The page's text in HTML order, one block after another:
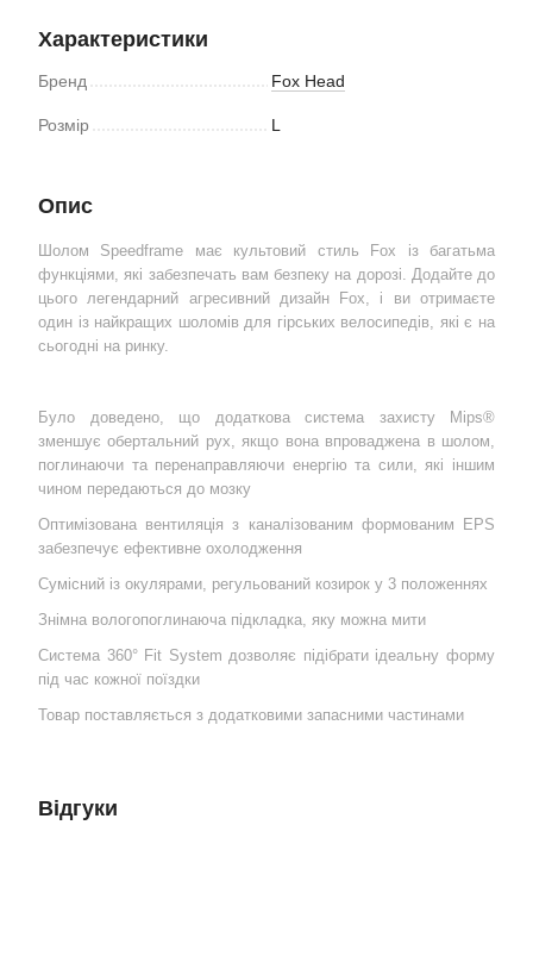
Характеристики
Бренд Fox Head
Розмір L
Опис
Шолом Speedframe має культовий стиль Fox із багатьма
функціями, які забезпечать вам безпеку на дорозі. Додайте до
цього легендарний агресивний дизайн Fox, і ви отримаєте
один із найкращих шоломів для гірських велосипедів, які є на
сьогодні на ринку.
Було доведено, що додаткова система захисту Mips®
зменшує обертальний рух, якщо вона впроваджена в шолом,
поглинаючи та перенаправляючи енергію та сили, які іншим
чином передаються до мозку
Оптимізована вентиляція з каналізованим формованим EPS
забезпечує ефективне охолодження
Сумісний із окулярами, регульований козирок у 3 положеннях
Знімна вологопоглинаюча підкладка, яку можна мити
Система 360° Fit System дозволяє підібрати ідеальну форму
під час кожної поїздки
Товар поставляється з додатковими запасними частинами
Відгуки